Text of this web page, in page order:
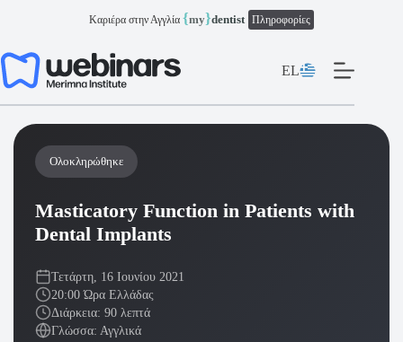
Καριέρα στην Αγγλία {my}dentist Πληροφορίες
EL
Ολοκληρώθηκε
Masticatory Function in Patients with
Dental Implants
Τετάρτη, 16 Ιουνίου 2021
20:00 Ώρα Ελλάδας
Διάρκεια: 90 λεπτά
Γλώσσα: Αγγλικά